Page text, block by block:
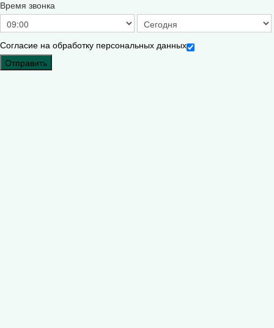
Время звонка
Согласие на обработку персональных данных
Отправить